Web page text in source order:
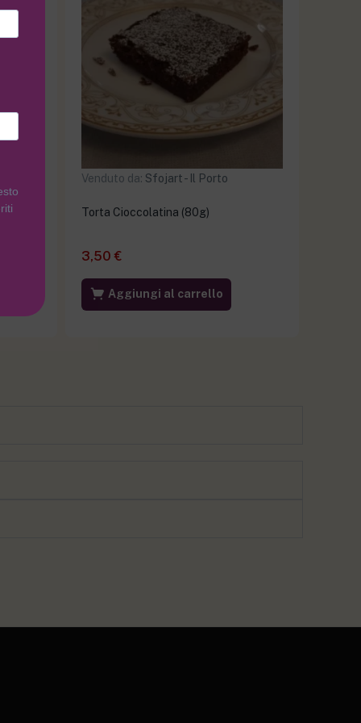
Venduto da: Sfojart - Il Porto
Torta Cioccolatina (80g)
3,50 €
Aggiungi al carrello